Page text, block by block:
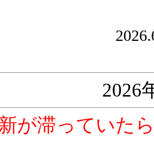
2026
が滞っていた